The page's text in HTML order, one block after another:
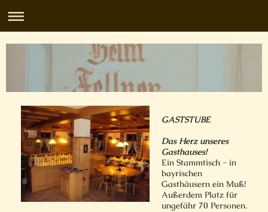
GASTSTUBE
Das Herz unseres
Gasthauses!
Ein Stammtisch - in
bayrischen
Gasthäusern ein Muß!
Außerdem Platz für
ungefähr 70 Personen.